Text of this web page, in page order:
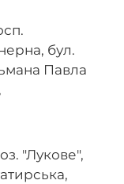
бул.
Павла
"Лукове",